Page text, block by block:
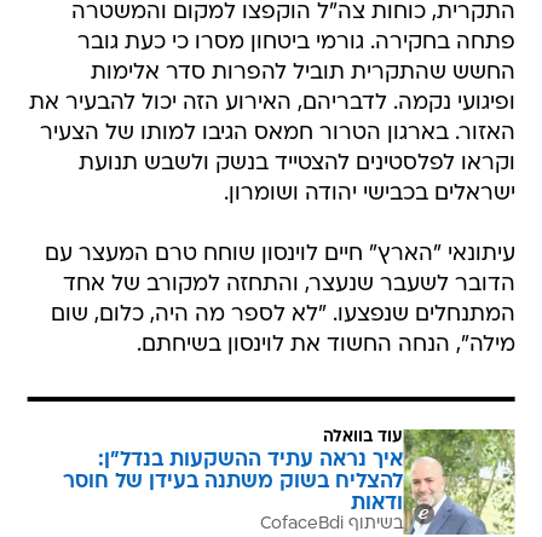
התקרית, כוחות צה"ל הוקפצו למקום והמשטרה
פתחה בחקירה. גורמי ביטחון מסרו כי כעת גובר
החשש שהתקרית תוביל להפרות סדר אלימות
ופיגועי נקמה. לדבריהם, האירוע הזה יכול להבעיר את
האזור. בארגון הטרור חמאס הגיבו למותו של הצעיר
וקראו לפלסטינים להצטייד בנשק ולשבש תנועת
ישראלים בכבישי יהודה ושומרון.
עיתונאי "הארץ" חיים לוינסון שוחח טרם המעצר עם
הדובר לשעבר שנעצר, והתחזה למקורב של אחד
המתנחלים שנפצעו. "לא לספר מה היה, כלום, שום
מילה", הנחה החשוד את לוינסון בשיחתם.
עוד בוואלה
איך נראה עתיד ההשקעות בנדל"ן:
להצליח בשוק משתנה בעידן של חוסר
ודאות
בשיתוף CofaceBdi